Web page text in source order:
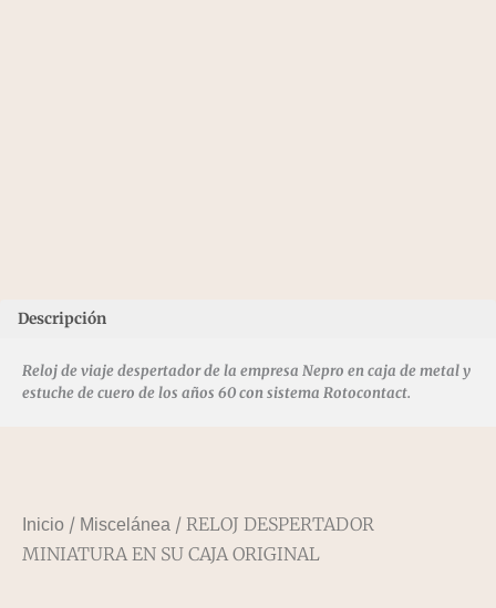
Descripción
Reloj de viaje despertador de la empresa Nepro en caja de metal y
estuche de cuero de los años 60 con sistema Rotocontact.
Inicio / Miscelánea / RELOJ DESPERTADOR
MINIATURA EN SU CAJA ORIGINAL